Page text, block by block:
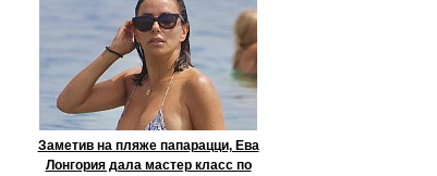
Заметив на пляже папарацци, Ева
Лонгория дала мастер класс по